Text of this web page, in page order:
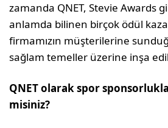
zamanda QNET, Stevie Awards
anlamda bilinen birçok ödül
firmamızın müşterilerine
sağlam temeller üzerine inşa
QNET olarak spor
misiniz?